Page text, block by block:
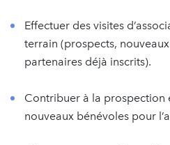
Effectuer des visites
terrain (prospects,
partenaires déjà inscrits).
Contribuer à la prospection
nouveaux bénévoles pour